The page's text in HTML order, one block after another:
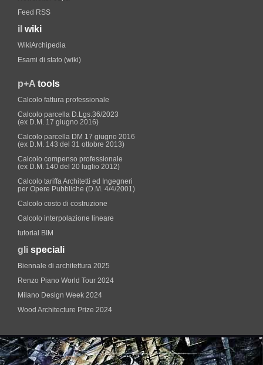
Feed RSS
il wiki
WikiArchipedia
Esami di stato (wiki)
p+A tools
Calcolo fattura professionale
Calcolo parcella D.Lgs.36/2023
(ex D.M. 17 giugno 2016)
Calcolo parcella DM 17 giugno 2016
(ex D.M. 143 del 31 ottobre 2013)
Calcolo compenso professionale
(ex D.M. 140 del 20 luglio 2012)
Calcolo tariffa Architetti ed Ingegneri
per Opere Pubbliche (D.M. 4/4/2001)
Calcolo costo di costruzione
Calcolo interpolazione lineare
tutorial BIM
gli speciali
Biennale di architettura 2025
Renzo Piano World Tour 2024
Milano Design Week 2024
Wood Architecture Prize 2024